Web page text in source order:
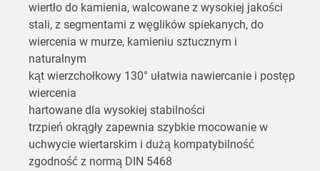
wiertło do kamienia, walcowane z wysokiej jakości
stali, z segmentami z węglików spiekanych, do
wiercenia w murze, kamieniu sztucznym i
naturalnym
kąt wierzchołkowy 130° ułatwia nawiercanie i postęp
wiercenia
hartowane dla wysokiej stabilności
trzpień okrągły zapewnia szybkie mocowanie w
uchwycie wiertarskim i dużą kompatybilność
zgodność z normą DIN 5468